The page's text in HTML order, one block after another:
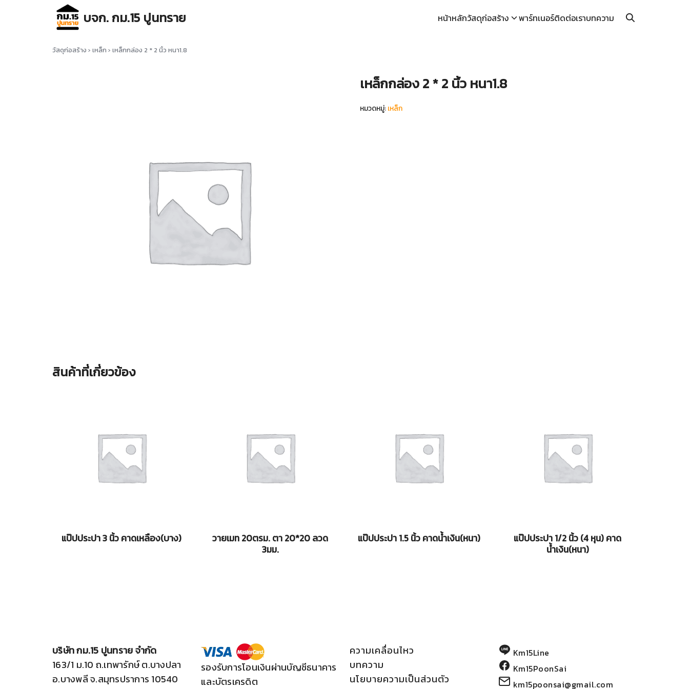
บจก. กม.15 ปูนทราย หน้าหลักวัสดุก่อสร้าง พาร์ทเนอร์ติดต่อเราบทความ
วัสดุก่อสร้าง › เหล็ก › เหล็กกล่อง 2 * 2 นิ้ว หนา1.8
เหล็กกล่อง 2 * 2 นิ้ว หนา1.8
หมวดหมู่:เหล็ก
สินค้าที่เกี่ยวข้อง
แป๊ปประปา 3 นิ้ว คาดเหลือง(บาง)
วายเมท 20ตรม. ตา 20*20 ลวด
3มม.
แป๊ปประปา 1.5 นิ้ว คาดน้ำเงิน(หนา)
แป๊ปประปา 1/2 นิ้ว (4 หุน) คาด
น้ำเงิน(หนา)
บริษัท กม.15 ปูนทราย จำกัด
163/1 ม.10 ถ.เทพารักษ์ ต.บางปลา
อ.บางพลี จ.สมุทรปราการ 10540
รองรับการโอนเงินผ่านบัญชีธนาคาร
และบัตรเครดิต
ความเคลื่อนไหว
บทความ
นโยบายความเป็นส่วนตัว
Km15Line
Km15PoonSai
km15poonsai@gmail.com